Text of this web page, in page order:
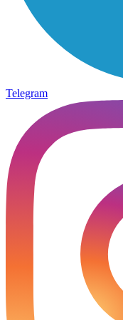
Telegram